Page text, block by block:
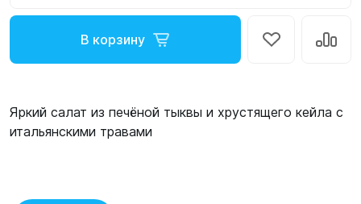
В корзину
Яркий салат из печёной тыквы и хрустящего кейла с
итальянскими травами